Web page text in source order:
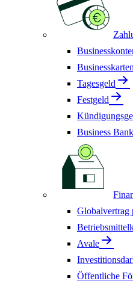
Businesskarten
Tagesgeld
Festgeld
Business
Globalvertrag
Avale
Öffentliche